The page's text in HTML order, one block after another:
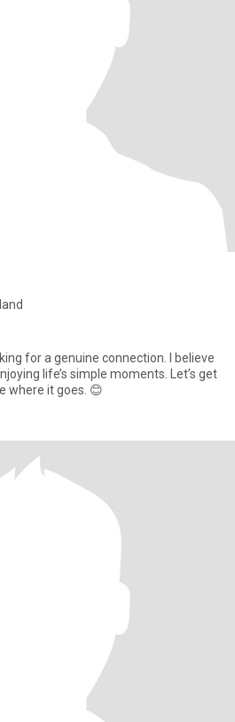
for a genuine connection. I believe
life’s simple moments. Let’s get
where it goes. 😊